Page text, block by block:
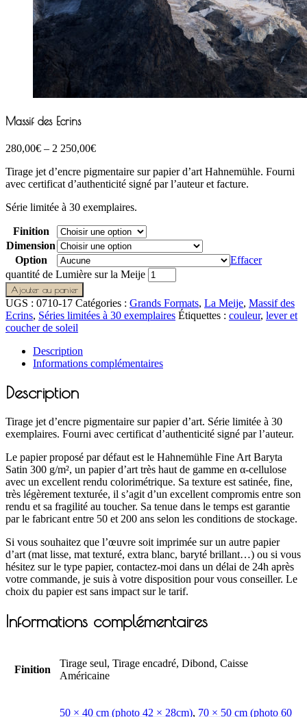
Massif des Ecrins
280,00€ – 2 250,00€
Tirage jet d’encre pigmentaire sur papier d’art Hahnemühle. Fourni
avec certificat d’authenticité signé par l’auteur et facture.
Série limitée à 30 exemplaires.
Finition
Dimension
Option
Effacer
quantité de Lumière sur la Meije
Ajouter au panier
UGS : 0710-17 Catégories : Grands Formats, La Meije, Massif des
Ecrins, Séries limitées à 30 exemplaires Étiquettes : couleur, lever et
coucher de soleil
Description
Informations complémentaires
Description
Tirage jet d’encre pigmentaire sur papier d’art. Série limitée à 30
exemplaires. Fourni avec certificat d’authenticité signé par l’auteur.
Le papier proposé par défaut est le Hahnemühle Fine Art Baryta
Satin 300 g/m², un papier d’art très haut de gamme en α-cellulose
avec un excellent rendu colorimétrique. Sa texture est satinée, fine,
très légèrement texturée, il s’agit d’un excellent compromis entre son
rendu et sa fragilité au toucher. Sa tenue dans le temps est garantie
par le fabricant entre 50 et 200 ans selon les conditions de stockage.
Si vous souhaitez que l’œuvre soit imprimée sur un autre papier
d’art (mat lisse, mat texturé, extra blanc, baryté brillant…) ou si vous
hésitez sur le type papier, contactez-moi dans un délai de 24h après
votre commande, je suis à votre disposition pour vous conseiller. Le
choix du papier est sans impact sur le tarif.
Informations complémentaires
Finition
Tirage seul, Tirage encadré, Dibond, Caisse
Américaine
50 × 40 cm (photo 42 × 28cm), 70 × 50 cm (photo 60